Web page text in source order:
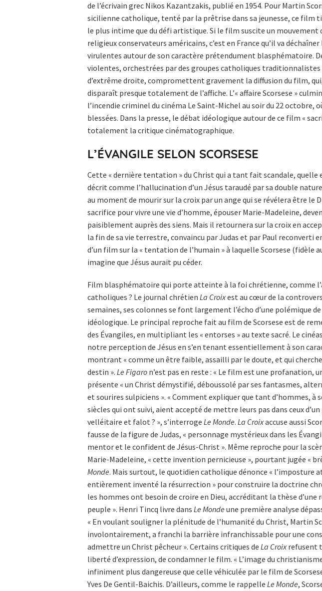
de l’écrivain grec Nikos Kazantzakis, publié en 1954. Pour Martin
sicilienne catholique, tenté par la prêtrise dans sa jeunesse, ce film
le plus intime que du défi artistique. Si le film suscite un mouvement
religieux conservateurs américains, c’est en France qu’il va
virulentes autour de son caractère prétendument blasphématoire.
violentes, orchestrées par des groupes catholiques traditionnalistes
d’extrême droite, compromettent gravement la diffusion du film,
disparaît presque totalement de l’affiche. L’« affaire Scorsese »
l’incendie criminel du cinéma Le Saint-Michel au soir du 22 octobre,
blessées. Dans la presse, le débat idéologique autour de ce film «
totalement la critique cinématographique.
L’ÉVANGILE SELON SCORSESE
Cette « dernière tentation » du Christ qui a tant fait scandale, quelle
décrit comme l’hallucination d’un Jésus taraudé par sa double
au moment de mourir sur la croix par un ange qui se révélera être le
sacrifice pour vivre une vie d’homme, épouser Marie-Madeleine,
paisiblement auprès des siens. Mais il retournera sur la croix en
la fin de sa vie terrestre, convaincu par Judas et par Paul reconverti
d’un film sur la « tentation de l’humain » à laquelle Scorsese (fidèle
imagine que Jésus aurait pu céder.
Film blasphématoire qui porte atteinte à la foi chrétienne, comme
catholiques ? Le journal chrétien La Croixest au cœur de la
semaines, ses colonnes se font largement l’écho d’une polémique
idéologique. Le principal reproche fait au film de Scorsese est de
des Évangiles, en multipliant les « entorses » au texte sacré. Le
notre perception de Jésus en s’en tenant essentiellement à son
montrant « comme un être faible, assailli par le doute, et qui cherche
destin ». Le Figaro n’est pas en reste : « Le film est une profanation,
présente « un Christ démystifié, déboussolé par ses fantasmes,
et sourires sulpiciens ». « Comment expliquer que tant d’hommes, à
siècles qui ont suivi, aient accepté de mettre leurs pas dans ceux
velléitaire et falot ? », s’interroge Le Monde. La Croixaccuse aussi
fausse de la figure de Judas, « personnage mystérieux dans les
mentor et le confident de Jésus-Christ ». Même reproche pour la
Marie-Madeleine, « cette invention pernicieuse », pourtant jugée «
Monde. Mais surtout, le quotidien catholique dénonce « l’imposture
entièrement inventé la résurrection » pour construire la doctrine
les hommes ont besoin de croire en Dieu, accréditant la thèse d’une
peuple ». Henri Tincq livre dans Le Monde une première analyse
« En voulant souligner la plénitude de l’humanité du Christ, Martin
involontairement, a franchi la barrière infranchissable pour une
admettre un Christ pêcheur ». Certains critiques de La Croixrefusent
liberté d’expression, de condamner le film. « L’image du
infiniment plus dangereuse que celle véhiculée par le film de
Yves De Gentil-Baichis. D’ailleurs, comme le rappelle Le Monde,